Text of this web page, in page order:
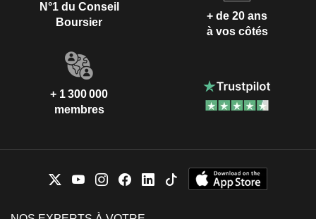
N°1 du Conseil
Boursier
+ de 20 ans
à vos côtés
+ 1 300 000
membres